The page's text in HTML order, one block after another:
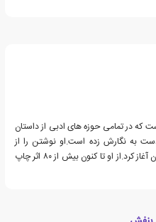
نویسندگانی است که در تمامی حوزه های ادبی از داستان
دست به نگارش زده است.او نوشتن را از
دوران نوجوانی با نگارش نمایشنامه و داستان آغاز کرد.از او تا کنون بیش از ۸۰ اثر چاپ